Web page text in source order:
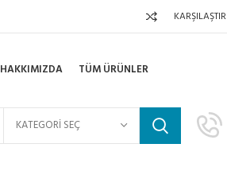
KARŞILAŞTIR
HAKKIMIZDA TÜM ÜRÜNLER
KATEGORI SEÇ